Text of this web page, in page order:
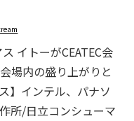
イトーがCEATEC会
場内の盛り上がりと
】インテル、パナソ
所/日立コンシューマ